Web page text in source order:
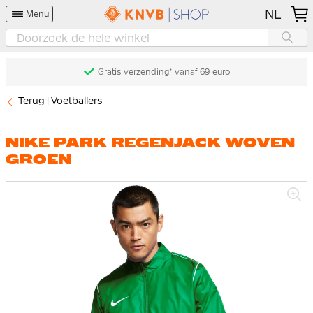
Menu NL
Gratis verzending* vanaf 69 euro
Terug Voetballers
NIKE PARK REGENJACK WOVEN
GROEN